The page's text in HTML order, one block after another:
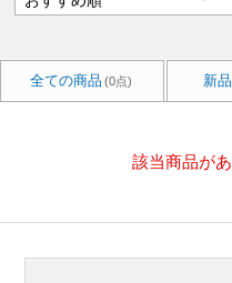
全ての商品 (0点) 新
該当商品が